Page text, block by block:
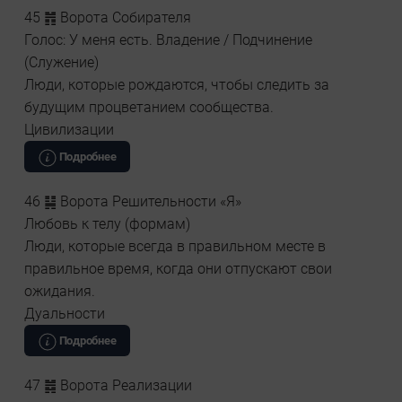
45 ䷬ Ворота Собирателя
Голос: У меня есть. Владение / Подчинение
(Служение)
Люди, которые рождаются, чтобы следить за
будущим процветанием сообщества.
Цивилизации
Подробнее
46 ䷭ Ворота Решительности «Я»
Любовь к телу (формам)
Люди, которые всегда в правильном месте в
правильное время, когда они отпускают свои
ожидания.
Дуальности
Подробнее
47 ䷮ Ворота Реализации